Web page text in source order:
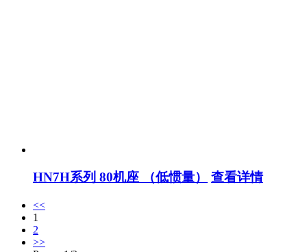
HN7H系列 80机座 （低惯量） 查看详情
<<
1
2
>>